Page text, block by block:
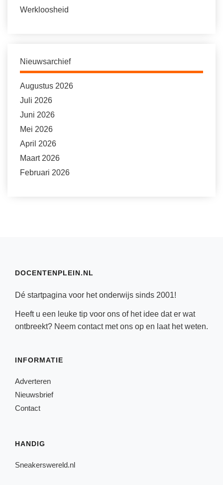
Werkloosheid
Nieuwsarchief
Augustus 2026
Juli 2026
Juni 2026
Mei 2026
April 2026
Maart 2026
Februari 2026
DOCENTENPLEIN.NL
Dé startpagina voor het onderwijs sinds 2001!
Heeft u een leuke tip voor ons of het idee dat er wat
ontbreekt? Neem contactmet ons op en laat het weten.
INFORMATIE
Adverteren
Nieuwsbrief
Contact
HANDIG
Sneakerswereld.nl